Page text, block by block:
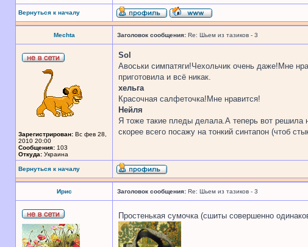
Вернуться к началу
Mechta Заголовок сообщения: Re: Шьем из тазиков - 3
Зарегистрирован: Вс фев 28,
2010 20:00
Сообщения: 103
Откуда: Украина
Sol
Авоськи симпатяги!Чехольчик очень даже!Мне
приготовила и всё никак.
хельга
Красочная салфеточка!Мне нравится!
Нейля
Я тоже такие пледы делала.А теперь вот решила
скорее всего посажу на тонкий синтапон (чтоб
Вернуться к началу
Ирис Заголовок сообщения: Re: Шьем из тазиков - 3
Простенькая сумочка (сшиты совершенно